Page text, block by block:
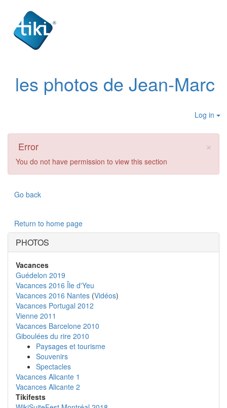
les photos de Jean-Marc
Log in
×
Error
You do not have permission to view this section
Go back
Return to home page
PHOTOS
Vacances
Guédelon 2019
Vacances 2016 Île d'Yeu
Vacances 2016 Nantes (Vidéos)
Vacances Portugal 2012
Vienne 2011
Vacances Barcelone 2010
Giboulées du rire 2010
Paysages et tourisme
Souvenirs
Spectacles
Vacances Alicante 1
Vacances Alicante 2
Tikifests